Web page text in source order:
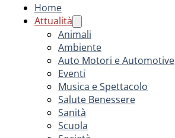
Home
Attualità
Animali
Ambiente
Auto Motori e Automotive
Eventi
Musica e Spettacolo
Salute Benessere
Sanità
Scuola